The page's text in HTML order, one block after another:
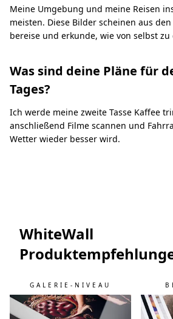
Meine Umgebung und meine Reisen
meisten. Diese Bilder scheinen aus
bereise und erkunde, wie von selbst zu
Was sind deine Pläne für
Tages?
Ich werde meine zweite Tasse Kaffee
anschließend Filme scannen und
Wetter wieder besser wird.
WhiteWall
GALERIE-NIVEAU